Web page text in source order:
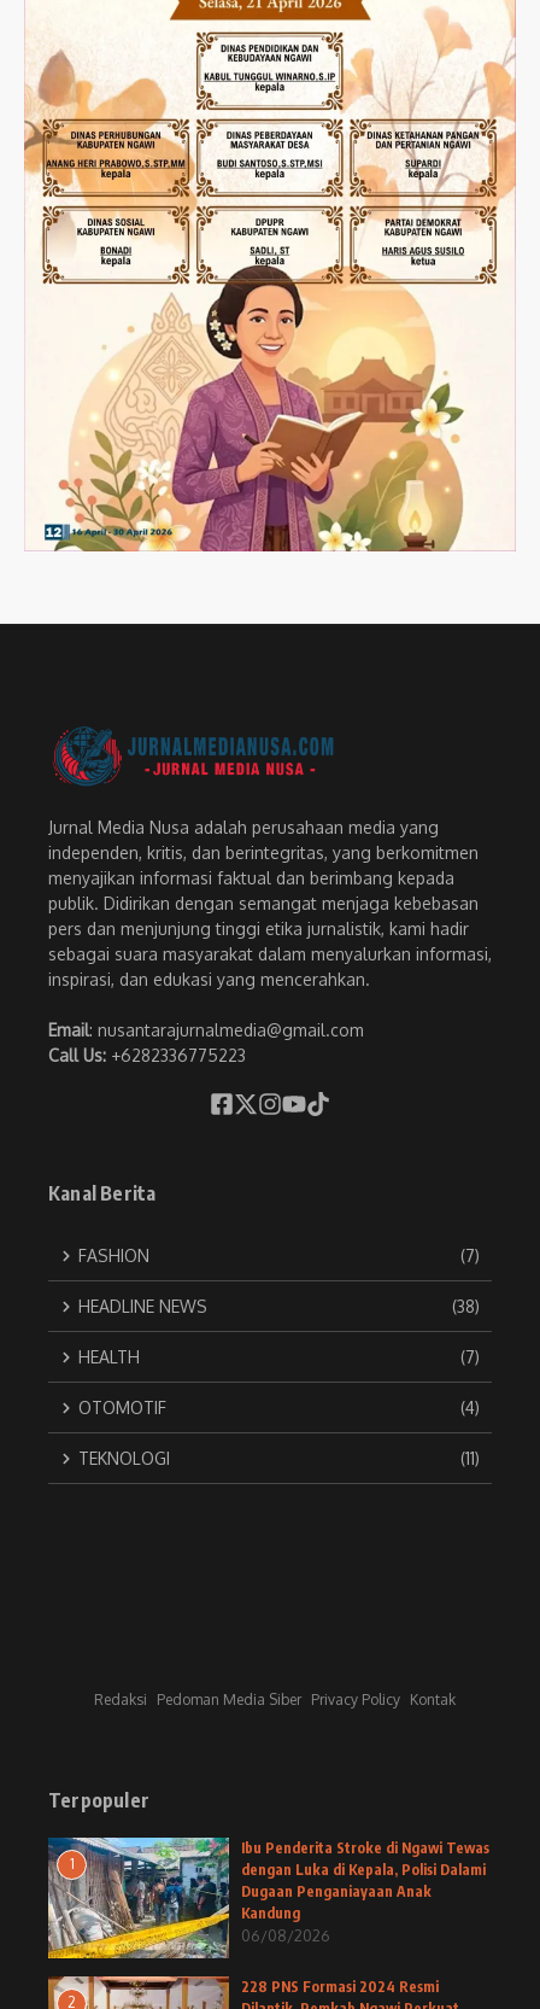
Jurnal Media Nusa adalah perusahaan media yang
independen, kritis, dan berintegritas, yang berkomitmen
menyajikan informasi faktual dan berimbang kepada
publik. Didirikan dengan semangat menjaga kebebasan
pers dan menjunjung tinggi etika jurnalistik, kami hadir
sebagai suara masyarakat dalam menyalurkan informasi,
inspirasi, dan edukasi yang mencerahkan.
Email: nusantarajurnalmedia@gmail.com
Call Us: +6282336775223
Kanal Berita
FASHION (7)
HEADLINE NEWS (38)
HEALTH (7)
OTOMOTIF (4)
TEKNOLOGI (11)
Redaksi Pedoman Media Siber Privacy Policy Kontak
Terpopuler
1
Ibu Penderita Stroke di Ngawi Tewas
dengan Luka di Kepala, Polisi Dalami
Dugaan Penganiayaan Anak
Kandung
06/08/2026
2
228 PNS Formasi 2024 Resmi